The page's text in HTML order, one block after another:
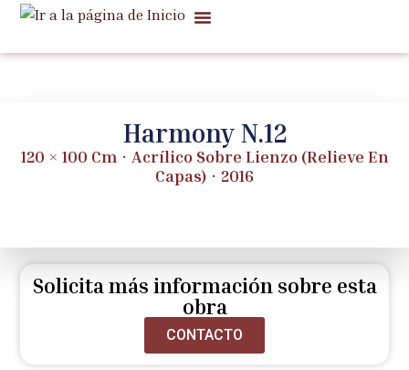
Harmony N.12
120 × 100 Cm · Acrílico Sobre Lienzo (relieve En
Capas) · 2016
Solicita más información sobre esta
obra
CONTACTO